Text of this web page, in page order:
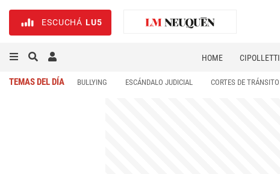
ESCUCHÁ LU5
HOME CIPOLLETTI
TEMAS DEL DÍA BULLYING ESCÁNDALO JUDICIAL CORTES DE TRÁNSITO